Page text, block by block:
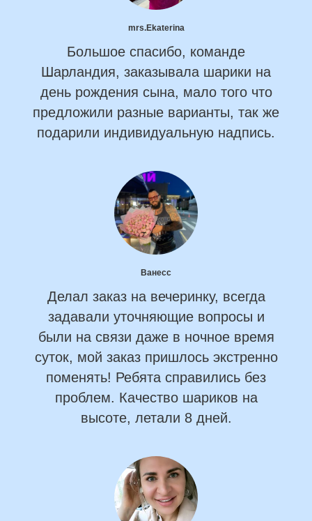
mrs.Ekaterina
Большое спасибо, команде
Шарландия, заказывала шарики на
день рождения сына, мало того что
предложили разные варианты, так же
подарили индивидуальную надпись.
Ванесс
Делал заказ на вечеринку, всегда
задавали уточняющие вопросы и
были на связи даже в ночное время
суток, мой заказ пришлось экстренно
поменять! Ребята справились без
проблем. Качество шариков на
высоте, летали 8 дней.